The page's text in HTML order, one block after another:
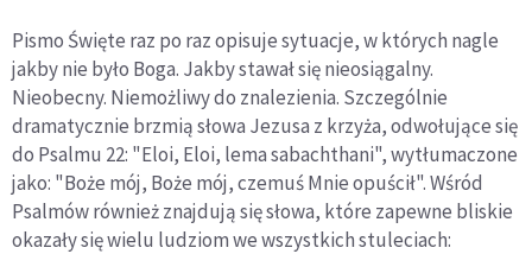
Pismo Święte raz po raz opisuje sytuacje, w których nagle
jakby nie było Boga. Jakby stawał się nieosiągalny.
Nieobecny. Niemożliwy do znalezienia. Szczególnie
dramatycznie brzmią słowa Jezusa z krzyża, odwołujące się
do Psalmu 22: "Eloi, Eloi, lema sabachthani", wytłumaczone
jako: "Boże mój, Boże mój, czemuś Mnie opuścił". Wśród
Psalmów również znajdują się słowa, które zapewne bliskie
okazały się wielu ludziom we wszystkich stuleciach: